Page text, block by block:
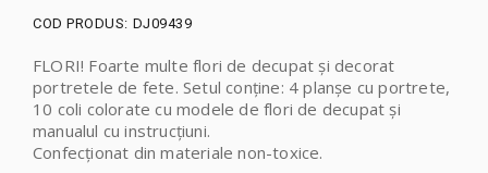
COD PRODUS: DJ09439
FLORI! Foarte multe flori de decupat și decorat
portretele de fete. Setul conține: 4 planșe cu portrete,
10 coli colorate cu modele de flori de decupat și
manualul cu instrucțiuni.
Confecționat din materiale non-toxice.